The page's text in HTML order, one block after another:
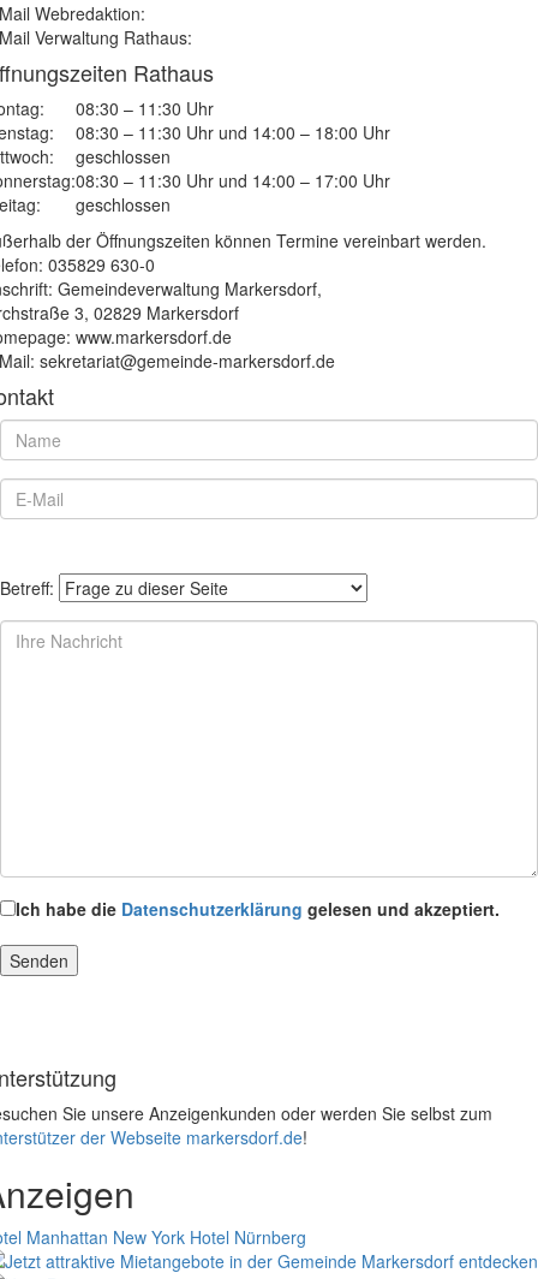
Webredaktion:
Verwaltung Rathaus:
Rathaus
08:30 – 11:30 Uhr
08:30 – 11:30 Uhr und 14:00 – 18:00 Uhr
geschlossen
08:30 – 11:30 Uhr und 14:00 – 17:00 Uhr
geschlossen
der Öffnungszeiten können Termine vereinbart werden.
035829 630-0
Gemeindeverwaltung Markersdorf,
3, 02829 Markersdorf
www.markersdorf.de
sekretariat@gemeinde-markersdorf.de
Betreff:
Ich habe die Datenschutzerklärung gelesen und akzeptiert.
Sie unsere Anzeigenkunden oder werden Sie selbst zum
der Webseite markersdorf.de!
Manhattan New York Hotel Nürnberg